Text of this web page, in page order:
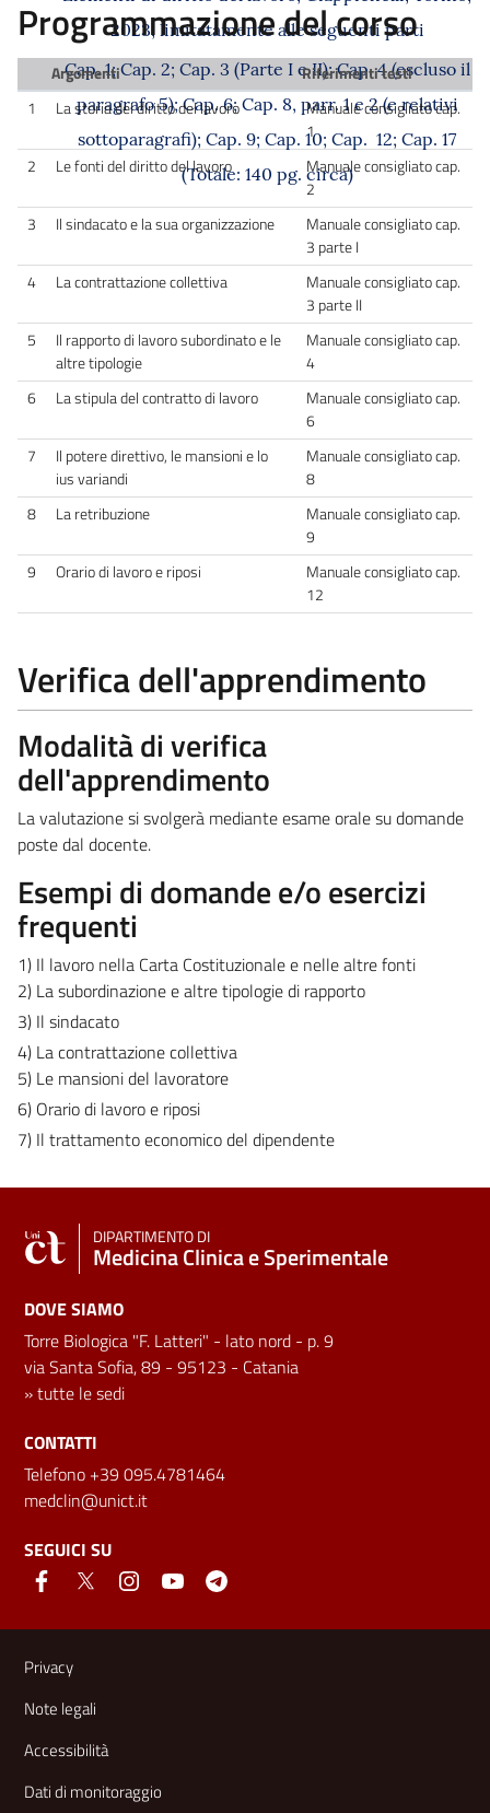
2023, limitatamente alle seguenti parti
Cap. 1; Cap. 2; Cap. 3 (Parte I e II); Cap. 4 (escluso il
paragrafo 5); Cap. 6; Cap. 8, parr. 1 e 2 (e relativi
sottoparagrafi); Cap. 9; Cap. 10; Cap. 12; Cap. 17
(Totale: 140 pg. circa)
Programmazione del corso
Argomenti
Riferimenti testi
1
La storia del diritto del lavoro
Manuale consigliato cap.
1
2
Le fonti del diritto del lavoro
Manuale consigliato cap.
2
3
Il sindacato e la sua organizzazione
Manuale consigliato cap.
3 parte I
4
La contrattazione collettiva
Manuale consigliato cap.
3 parte II
5
Il rapporto di lavoro subordinato e le
altre tipologie
Manuale consigliato cap.
4
6
La stipula del contratto di lavoro
Manuale consigliato cap.
6
7
Il potere direttivo, le mansioni e lo
ius variandi
Manuale consigliato cap.
8
8
La retribuzione
Manuale consigliato cap.
9
9
Orario di lavoro e riposi
Manuale consigliato cap.
12
Verifica dell'apprendimento
Modalità di verifica
dell'apprendimento
La valutazione si svolgerà mediante esame orale su domande
poste dal docente.
Esempi di domande e/o esercizi
frequenti
1) Il lavoro nella Carta Costituzionale e nelle altre fonti
2) La subordinazione e altre tipologie di rapporto
3) Il sindacato
4) La contrattazione collettiva
5) Le mansioni del lavoratore
6) Orario di lavoro e riposi
7) Il trattamento economico del dipendente
DIPARTIMENTO DI
Medicina Clinica e Sperimentale
DOVE SIAMO
Torre Biologica "F. Latteri" - lato nord - p. 9
via Santa Sofia, 89 - 95123 - Catania
»tutte le sedi
CONTATTI
Telefono +39 095.4781464
medclin@unict.it
SEGUICI SU
Link e informazioni utili
Privacy
Note legali
Accessibilità
Dati di monitoraggio